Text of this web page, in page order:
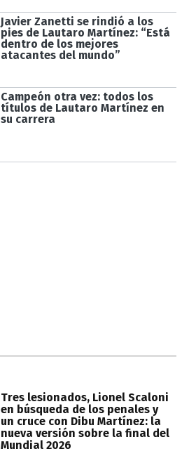
Javier Zanetti se rindió a los
pies de Lautaro Martínez: “Está
dentro de los mejores
atacantes del mundo”
Campeón otra vez: todos los
títulos de Lautaro Martínez en
su carrera
Tres lesionados, Lionel Scaloni
en búsqueda de los penales y
un cruce con Dibu Martínez: la
nueva versión sobre la final del
Mundial 2026